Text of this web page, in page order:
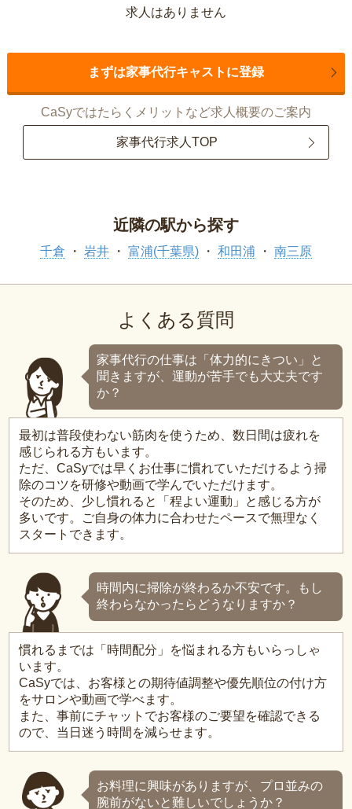
求人はありません
まずは家事代行キャストに登録
CaSyではたらくメリットなど求人概要のご案内
家事代行求人TOP
近隣の駅から探す
千倉 岩井 富浦(千葉県) 和田浦 南三原
よくある質問
家事代行の仕事は「体力的にきつい」と
聞きますが、運動が苦手でも大丈夫です
か？
最初は普段使わない筋肉を使うため、数日間は疲れを
感じられる方もいます。
ただ、CaSyでは早くお仕事に慣れていただけるよう掃
除のコツを研修や動画で学んでいただけます。
そのため、少し慣れると「程よい運動」と感じる方が
多いです。ご自身の体力に合わせたペースで無理なく
スタートできます。
時間内に掃除が終わるか不安です。もし
終わらなかったらどうなりますか？
慣れるまでは「時間配分」を悩まれる方もいらっしゃ
います。
CaSyでは、お客様との期待値調整や優先順位の付け方
をサロンや動画で学べます。
また、事前にチャットでお客様のご要望を確認できる
ので、当日迷う時間を減らせます。
お料理に興味がありますが、プロ並みの
腕前がないと難しいでしょうか？